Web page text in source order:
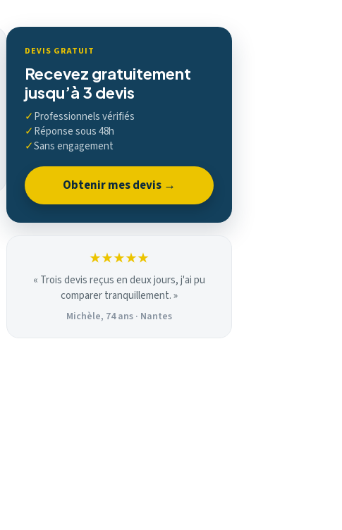
DEVIS GRATUIT
Recevez gratuitement
jusqu’à 3 devis
✓Professionnels vérifiés
✓Réponse sous 48h
✓Sans engagement
Obtenir mes devis →
★★★★★
« Trois devis reçus en deux jours, j'ai pu
comparer tranquillement. »
Michèle, 74 ans · Nantes